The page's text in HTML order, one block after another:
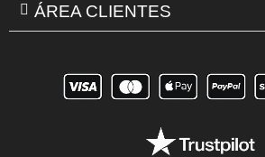
ÁREA CLIENTES